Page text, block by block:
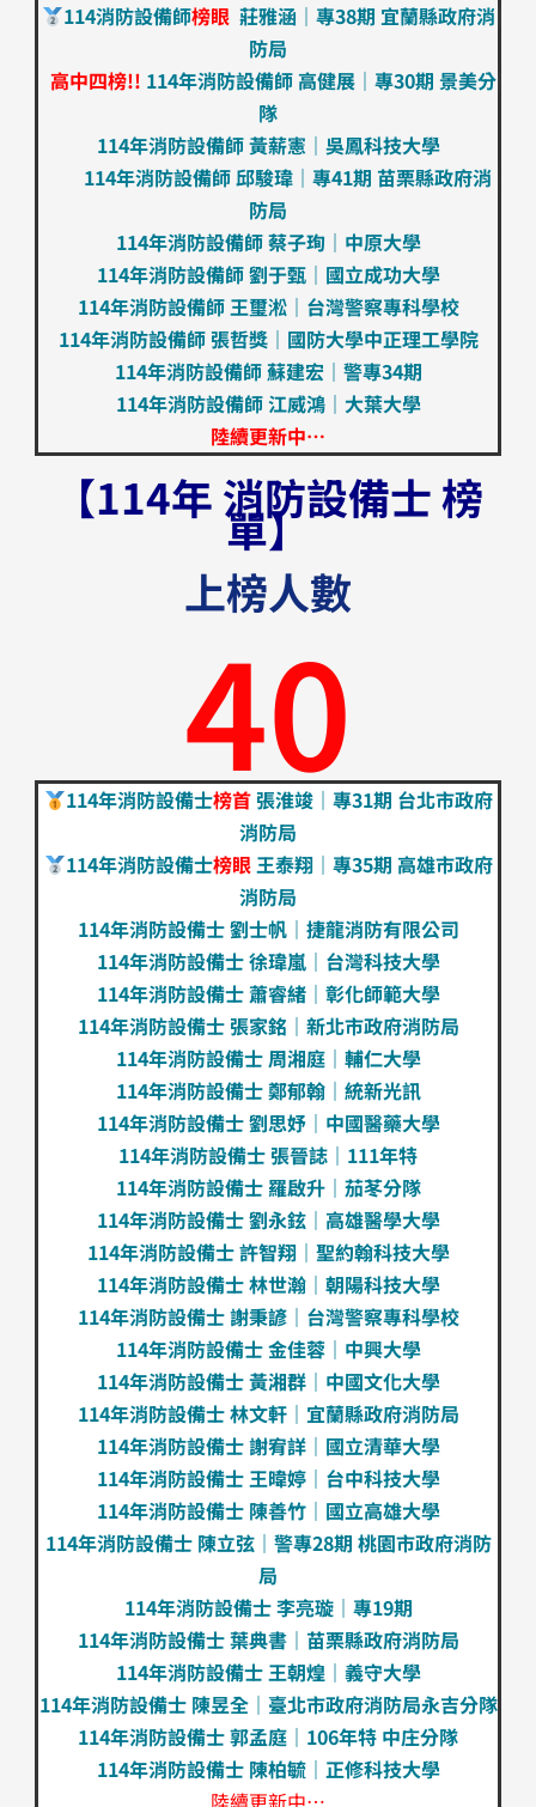
114消防設備師榜眼莊雅涵｜專38期 宜蘭縣政府消
防局
高中四榜!! 114年消防設備師 高健展｜專30期 景美分
隊
114年消防設備師 黃薪憲｜吳鳳科技大學
114年消防設備師邱駿瑋｜專41期 苗栗縣政府消
防局
114年消防設備師 蔡子珣｜中原大學
114年消防設備師 劉于甄｜國立成功大學
114年消防設備師 王璽淞｜台灣警察專科學校
114年消防設備師 張哲獎｜國防大學中正理工學院
114年消防設備師 蘇建宏｜警專34期
114年消防設備師 江威鴻｜大葉大學
陸續更新中…
【114年 消防設備士 榜
單】
上榜人數
40
114年消防設備士榜首張淮竣｜專31期 台北市政府
消防局
114年消防設備士榜眼王泰翔｜專35期 高雄市政府
消防局
114年消防設備士 劉士帆｜捷龍消防有限公司
114年消防設備士 徐瑋嵐｜台灣科技大學
114年消防設備士 蕭睿緒｜彰化師範大學
114年消防設備士 張家銘｜新北市政府消防局
114年消防設備士 周湘庭｜輔仁大學
114年消防設備士 鄭郁翰｜統新光訊
114年消防設備士 劉思妤｜中國醫藥大學
114年消防設備士 張晉誌｜111年特
114年消防設備士 羅啟升｜茄苳分隊
114年消防設備士 劉永鉉｜高雄醫學大學
114年消防設備士 許智翔｜聖約翰科技大學
114年消防設備士 林世瀚｜朝陽科技大學
114年消防設備士 謝秉諺｜台灣警察專科學校
114年消防設備士 金佳蓉｜中興大學
114年消防設備士 黃湘群｜中國文化大學
114年消防設備士 林文軒｜宜蘭縣政府消防局
114年消防設備士 謝宥詳｜國立清華大學
114年消防設備士 王暐婷｜台中科技大學
114年消防設備士 陳善竹｜國立高雄大學
114年消防設備士 陳立弦｜警專28期 桃園市政府消防
局
114年消防設備士 李亮璇｜專19期
114年消防設備士 葉典書｜苗栗縣政府消防局
114年消防設備士 王朝煌｜義守大學
114年消防設備士 陳昱全｜臺北市政府消防局永吉分隊
114年消防設備士 郭孟庭｜106年特 中庄分隊
114年消防設備士 陳柏毓｜正修科技大學
陸續更新中…